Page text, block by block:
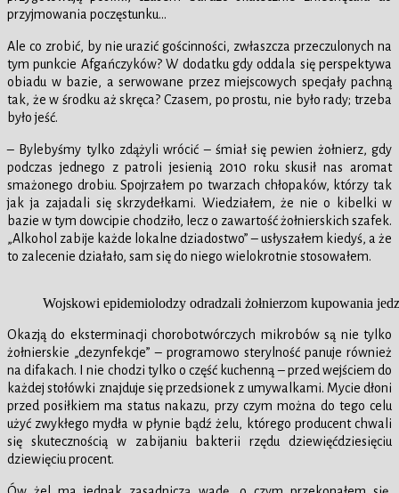
przyjmowania poczęstunku…
Ale co zrobić, by nie urazić gościnności, zwłaszcza przeczulonych na
tym punkcie Afgańczyków? W dodatku gdy oddala się perspektywa
obiadu w bazie, a serwowane przez miejscowych specjały pachną
tak, że w środku aż skręca? Czasem, po prostu, nie było rady; trzeba
było jeść.
– Bylebyśmy tylko zdążyli wrócić – śmiał się pewien żołnierz, gdy
podczas jednego z patroli jesienią 2010 roku skusił nas aromat
smażonego drobiu. Spojrzałem po twarzach chłopaków, którzy tak
jak ja zajadali się skrzydełkami. Wiedziałem, że nie o kibelki w
bazie w tym dowcipie chodziło, lecz o zawartość żołnierskich szafek.
„Alkohol zabije każde lokalne dziadostwo” – usłyszałem kiedyś, a że
to zalecenie działało, sam się do niego wielokrotnie stosowałem.
Wojskowi epidemiolodzy odradzali żołnierzom kupowania
Okazją do eksterminacji chorobotwórczych mikrobów są nie tylko
żołnierskie „dezynfekcje” – programowo sterylność panuje również
na difakach. I nie chodzi tylko o część kuchenną – przed wejściem do
każdej stołówki znajduje się przedsionek z umywalkami. Mycie dłoni
przed posiłkiem ma status nakazu, przy czym można do tego celu
użyć zwykłego mydła w płynie bądź żelu, którego producent chwali
się skutecznością w zabijaniu bakterii rzędu dziewięćdziesięciu
dziewięciu procent.